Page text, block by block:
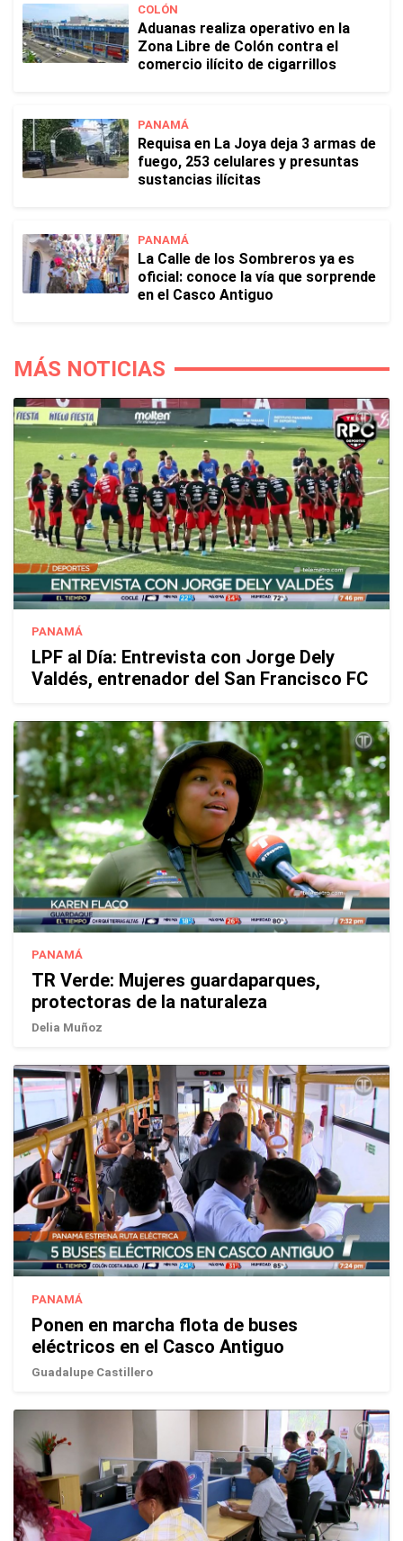
COLÓN
Aduanas realiza operativo en la
Zona Libre de Colón contra el
comercio ilícito de cigarrillos
PANAMÁ
Requisa en La Joya deja 3 armas de
fuego, 253 celulares y presuntas
sustancias ilícitas
PANAMÁ
La Calle de los Sombreros ya es
oficial: conoce la vía que sorprende
en el Casco Antiguo
MÁS NOTICIAS
PANAMÁ
LPF al Día: Entrevista con Jorge Dely
Valdés, entrenador del San Francisco FC
PANAMÁ
TR Verde: Mujeres guardaparques,
protectoras de la naturaleza
Delia Muñoz
PANAMÁ
Ponen en marcha flota de buses
eléctricos en el Casco Antiguo
Guadalupe Castillero